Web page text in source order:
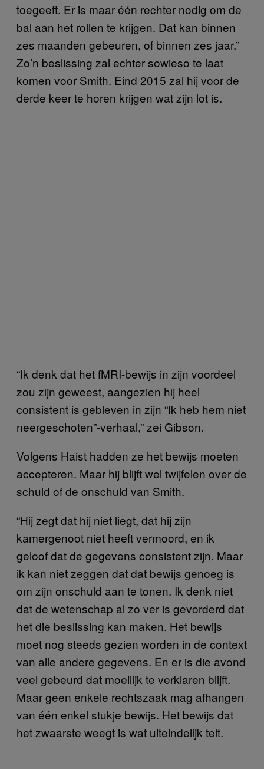
toegeeft. Er is maar één rechter nodig om de
bal aan het rollen te krijgen. Dat kan binnen
zes maanden gebeuren, of binnen zes jaar.”
Zo’n beslissing zal echter sowieso te laat
komen voor Smith. Eind 2015 zal hij voor de
derde keer te horen krijgen wat zijn lot is.
“Ik denk dat het fMRI-bewijs in zijn voordeel
zou zijn geweest, aangezien hij heel
consistent is gebleven in zijn “Ik heb hem niet
neergeschoten”-verhaal,” zei Gibson.
Volgens Haist hadden ze het bewijs moeten
accepteren. Maar hij blijft wel twijfelen over de
schuld of de onschuld van Smith.
“Hij zegt dat hij niet liegt, dat hij zijn
kamergenoot niet heeft vermoord, en ik
geloof dat de gegevens consistent zijn. Maar
ik kan niet zeggen dat dat bewijs genoeg is
om zijn onschuld aan te tonen. Ik denk niet
dat de wetenschap al zo ver is gevorderd dat
het die beslissing kan maken. Het bewijs
moet nog steeds gezien worden in de context
van alle andere gegevens. En er is die avond
veel gebeurd dat moeilijk te verklaren blijft.
Maar geen enkele rechtszaak mag afhangen
van één enkel stukje bewijs. Het bewijs dat
het zwaarste weegt is wat uiteindelijk telt.